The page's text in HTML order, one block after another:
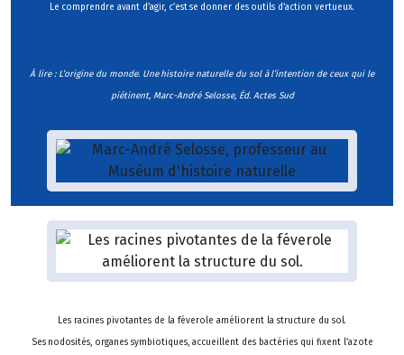
Le comprendre avant d’agir, c’est se donner des outils d’action vertueux.
À lire : L’origine du monde. Une histoire naturelle du sol à l’intention de ceux qui le
piétinent, Marc-André Selosse, Éd. Actes Sud
Les racines pivotantes de la féverole améliorent la structure du sol.
Ses nodosités, organes symbiotiques, accueillent des bactéries qui fixent l’azote